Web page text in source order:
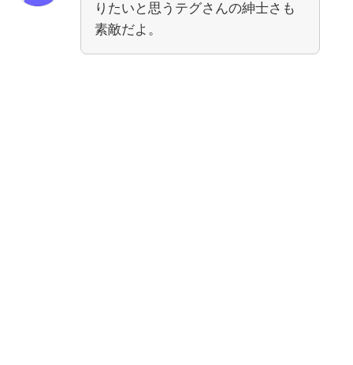
りたいと思うテグさんの紳士さも
素敵だよ。